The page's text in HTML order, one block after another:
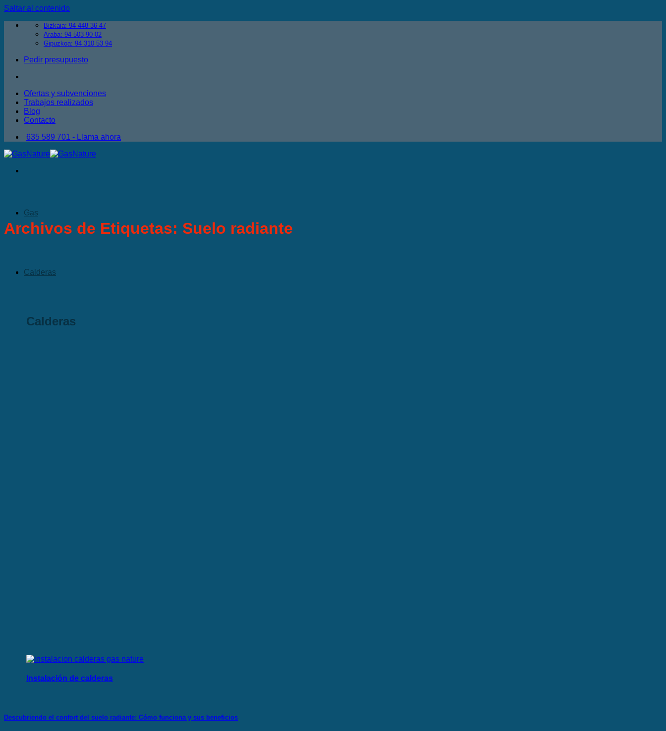
Saltar al contenido
Bizkaia: 94 448 36 47
Araba: 94 503 90 02
Gipuzkoa: 94 310 53 94
Pedir presupuesto
Ofertas y subvenciones
Trabajos realizados
Blog
Contacto
635 589 701 - Llama ahora
Gas
Calderas
Calderas
Instalación de calderas
Archivos de Etiquetas: Suelo radiante
Descubriendo el confort del suelo radiante: Cómo funciona y sus beneficios